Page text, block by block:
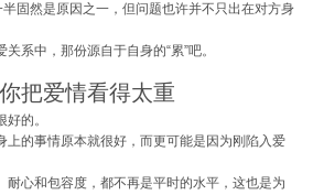
半固然是原因之一，但问题也许并不只出在对方身
系中，那份源自于自身的“累”吧。
把爱情看得太重
的。
上的事情原本就很好，而更可能是因为刚陷入爱
耐心和包容度，都不再是平时的水平，这也是为